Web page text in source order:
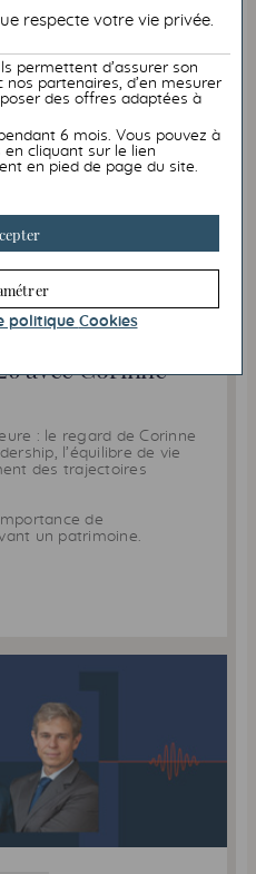
avec Corinne
: le regard de Corinne
l’équilibre de vie
des trajectoires
de
un patrimoine.
respecte votre vie privée.
Ils permettent d’assurer son
partenaires, d’en mesurer
des offres adaptées à
6 mois. Vous pouvez à
cliquant sur le lien
en pied de page du site.
politique Cookies